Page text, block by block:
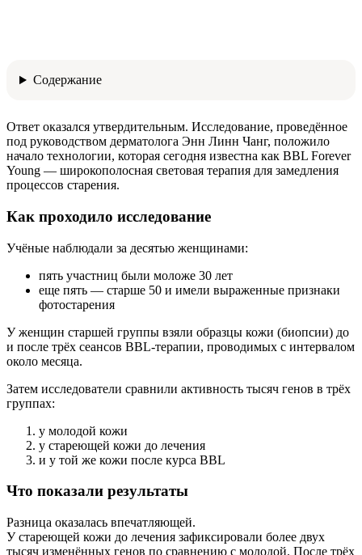
Содержание
Ответ оказался утвердительным. Исследование, проведённое
под руководством дерматолога Энн Линн Чанг, положило
начало технологии, которая сегодня известна как BBL Forever
Young — широкополосная световая терапия для замедления
процессов старения.
Как проходило исследование
Учёные наблюдали за десятью женщинами:
пять участниц были моложе 30 лет
еще пять — старше 50 и имели выраженные признаки
фотостарения
У женщин старшей группы взяли образцы кожи (биопсии) до
и после трёх сеансов BBL-терапии, проводимых с интервалом
около месяца.
Затем исследователи сравнили активность тысяч генов в трёх
группах:
у молодой кожи
у стареющей кожи до лечения
и у той же кожи после курса BBL
Что показали результаты
Разница оказалась впечатляющей.
У стареющей кожи до лечения зафиксировали более двух
тысяч изменённых генов по сравнению с молодой. После трёх